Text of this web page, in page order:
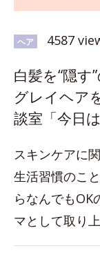
ヘア 4587
白髪を“隠す
グレイヘア
談室「今日
スキンケアに
生活習慣のこ
らなんでもOK
マとして取り